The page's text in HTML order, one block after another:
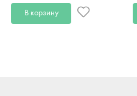
В корзину